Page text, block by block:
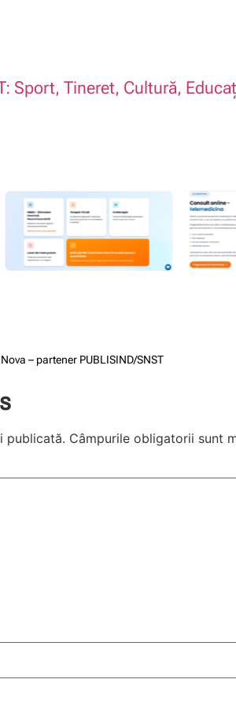
Sport, Tineret, Cultură,
– partener PUBLISIND/SNST
publicată. Câmpurile obligatorii sunt